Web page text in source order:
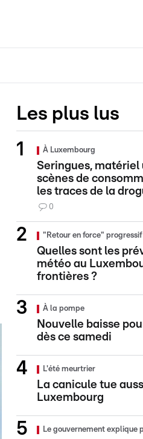
Les plus lus
À Luxembourg
Seringues, matériel
scènes de
les traces de la
0
"Retour en force"
Quelles sont les
météo au
frontières ?
À la pompe
Nouvelle baisse
dès ce samedi
L'été meurtrier
La canicule tue
Luxembourg
Le gouvernement explique